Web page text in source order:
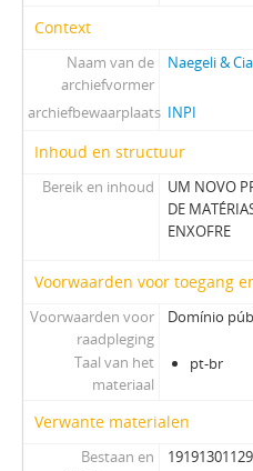
Context
Naam van de
archiefvormer
Naegeli & Cia
archiefbewaarplaats INPI
Inhoud en structuur
Bereik en inhoud
UM NOVO
DE
ENXOFRE
Voorwaarden voor toegang
Voorwaarden voor
raadpleging
Domínio
Taal van het
materiaal
pt-br
Verwante materialen
Bestaan en